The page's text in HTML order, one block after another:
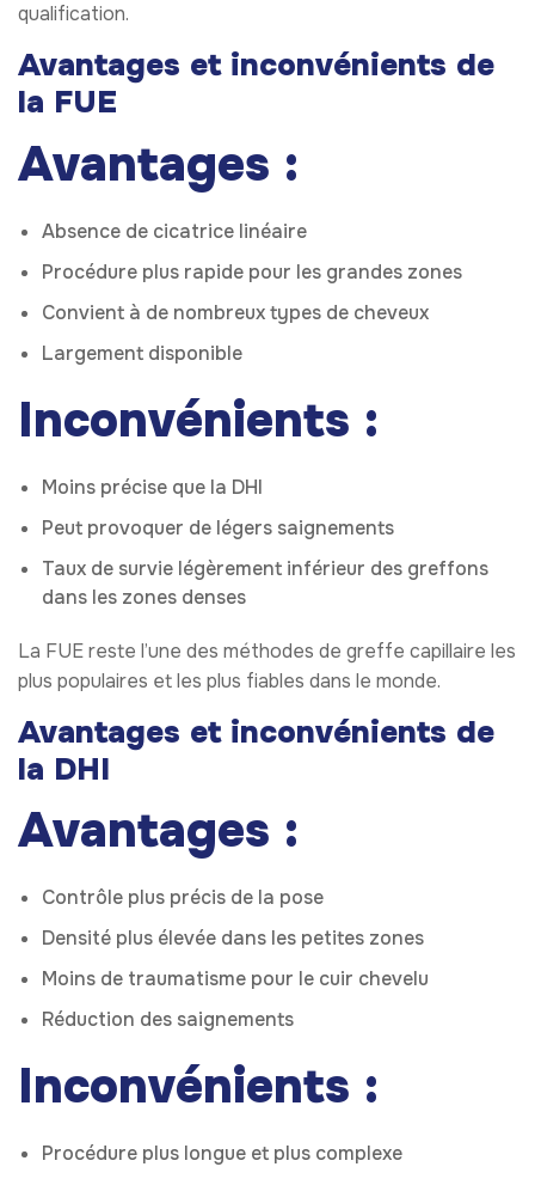
qualification.
Avantages et inconvénients de
la FUE
Avantages :
Absence de cicatrice linéaire
Procédure plus rapide pour les grandes zones
Convient à de nombreux types de cheveux
Largement disponible
Inconvénients :
Moins précise que la DHI
Peut provoquer de légers saignements
Taux de survie légèrement inférieur des greffons
dans les zones denses
La FUE reste l’une des méthodes de greffe capillaire les
plus populaires et les plus fiables dans le monde.
Avantages et inconvénients de
la DHI
Avantages :
Contrôle plus précis de la pose
Densité plus élevée dans les petites zones
Moins de traumatisme pour le cuir chevelu
Réduction des saignements
Inconvénients :
Procédure plus longue et plus complexe